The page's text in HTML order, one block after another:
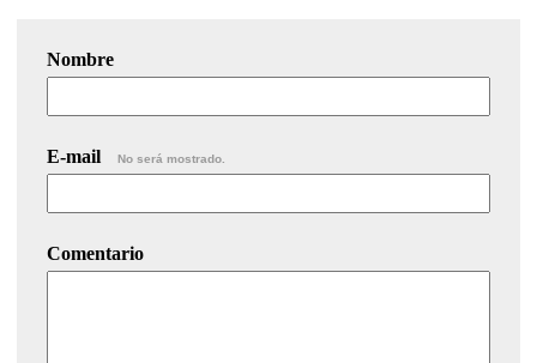
Nombre
E-mail No será mostrado.
Comentario